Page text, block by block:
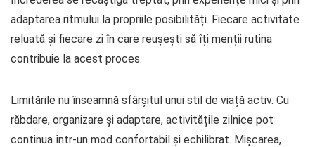
adaptarea ritmului la propriile posibilități. Fiecare activitate
reluată și fiecare zi în care reușești să îți menții rutina
contribuie la acest proces.
Limitările nu înseamnă sfârșitul unui stil de viață activ. Cu
răbdare, organizare și adaptare, activitățile zilnice pot
continua într-un mod confortabil și echilibrat. Mișcarea,